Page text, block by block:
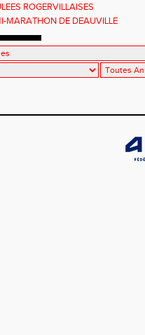
ROGERVILLAISES
MARATHON DE DEAUVILLE